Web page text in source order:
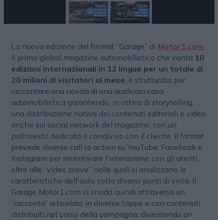
La nuova edizione del format “Garage” di Motor1.com,
il primo global magazine automobilistico che vanta 10
edizioni internazionali in 12 lingue per un totale di
20 milioni di visitatori al mese, è strutturata per
raccontare una novità di una qualsiasi casa
automobilistica garantendo, in ottica di storytelling,
una distribuzione nativa dei contenuti editoriali e video
anche sui social network del magazine, con un
palinsesto dedicato e condiviso con il cliente. Il format
prevede diverse call to action su YouTube, Facebook e
Instagram per incentivare l'interazione con gli utenti,
oltre alle “video prove” nelle quali si analizzano le
caratteristiche dell'auto sotto diversi punti di vista. Il
Garage Motor1.com si snoda quindi attraverso un
“racconto” articolato in diverse tappe e con contenuti
distribuiti nel corso della campagna, diventando un